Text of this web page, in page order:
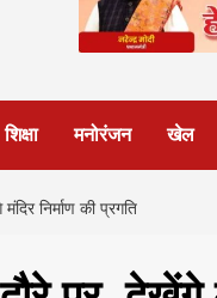
शिक्षा मनोरंजन खेल
निर्माण की प्रगति